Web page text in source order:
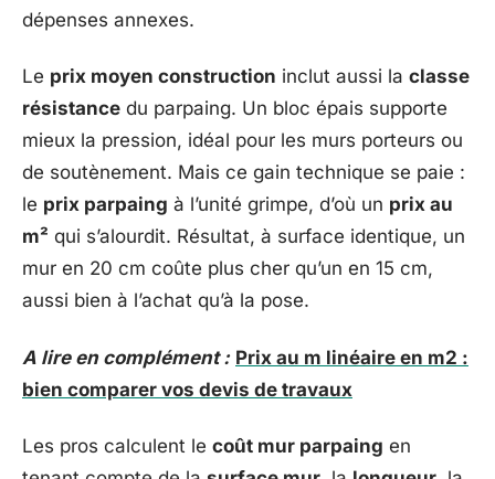
dépenses annexes.
Le prix moyen construction inclut aussi la classe
résistance du parpaing. Un bloc épais supporte
mieux la pression, idéal pour les murs porteurs ou
de soutènement. Mais ce gain technique se paie :
le prix parpaing à l’unité grimpe, d’où un prix au
m² qui s’alourdit. Résultat, à surface identique, un
mur en 20 cm coûte plus cher qu’un en 15 cm,
aussi bien à l’achat qu’à la pose.
A lire en complément : Prix au m linéaire en m2 :
bien comparer vos devis de travaux
Les pros calculent le coût mur parpaing en